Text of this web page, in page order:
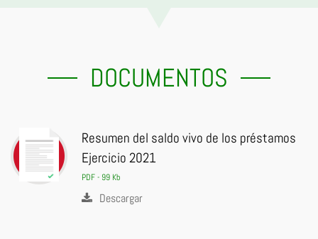
DOCUMENTOS
Resumen del saldo vivo de los préstamos
Ejercicio 2021
PDF - 99 Kb
Descargar